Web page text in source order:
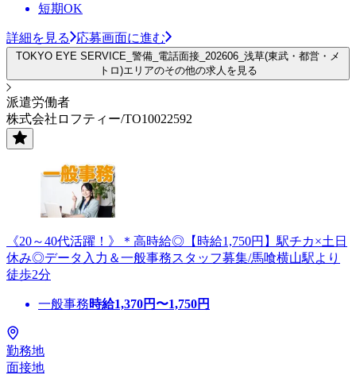
短期OK
詳細を見る 応募画面に進む
TOKYO EYE SERVICE_警備_電話面接_202606_浅草(東武・都営・メ
トロ)エリアのその他の求人を見る
派遣労働者
株式会社ロフティー/TO10022592
《20～40代活躍！》＊高時給◎【時給1,750円】駅チカ×土日
休み◎データ入力＆一般事務スタッフ募集/馬喰横山駅より
徒歩2分
一般事務時給1,370円〜1,750円
勤務地
面接地